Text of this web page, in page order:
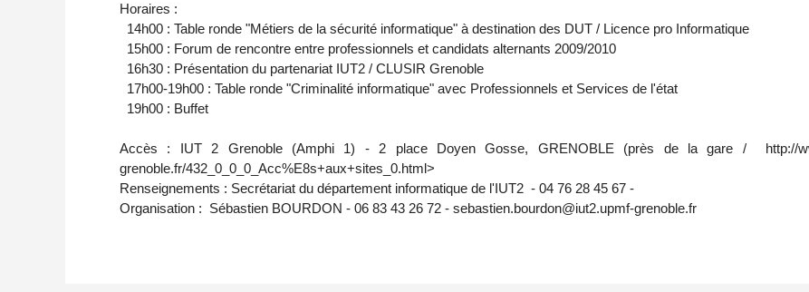
Horaires :
14h00 : Table ronde "Métiers de la sécurité informatique" à destination des DUT / Licence pro Informatique
15h00 : Forum de rencontre entre professionnels et candidats alternants 2009/2010
16h30 : Présentation du partenariat IUT2 / CLUSIR Grenoble
17h00-19h00 : Table ronde "Criminalité informatique" avec Professionnels et Services de l'état
19h00 : Buffet
Accès : IUT 2 Grenoble (Amphi 1) - 2 place Doyen Gosse, GRENOBLE (près de la gare / http://
grenoble.fr/432_0_0_0_Acc%E8s+aux+sites_0.html>
Renseignements : Secrétariat du département informatique de l'IUT2 - 04 76 28 45 67 -
Organisation : Sébastien BOURDON - 06 83 43 26 72 - sebastien.bourdon@iut2.upmf-grenoble.fr